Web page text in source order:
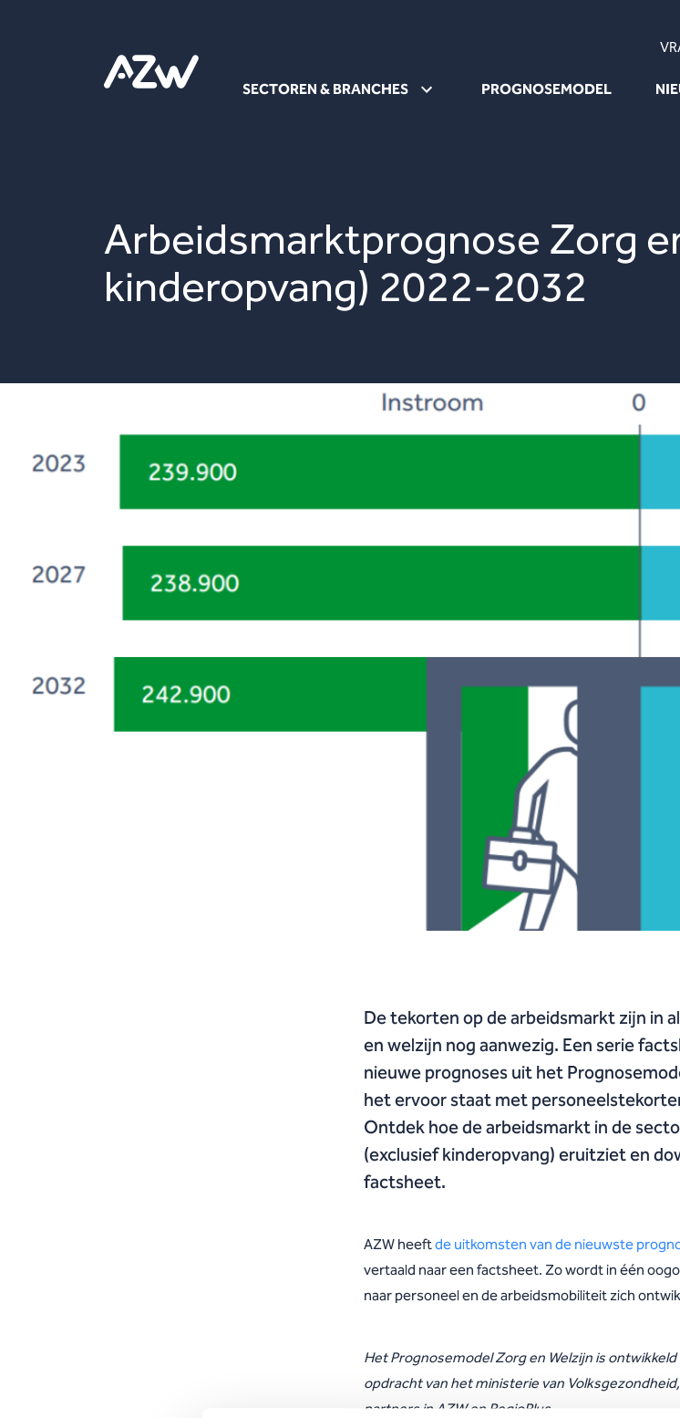
SECTOREN & BRANCHES PROGNOSEMODEL
Arbeidsmarktprognose Zorg
kinderopvang) 2022-2032
De tekorten op de arbeidsmarkt zijn in
en welzijn nog aanwezig. Een serie
nieuwe prognoses uit het
het ervoor staat met
Ontdek hoe de arbeidsmarkt in de
(exclusief kinderopvang) eruitziet en
factsheet.
AZW heeftde uitkomsten van de nieuwste
vertaald naar een factsheet. Zo wordt in één
naar personeel en de arbeidsmobiliteit zich
Het Prognosemodel Zorg en Welzijn is ontwikkeld
opdracht van het ministerie van
partners in AZW en RegioPlus.